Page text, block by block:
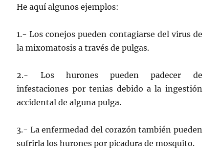
He aquí algunos ejemplos:
1.- Los conejos pueden contagiarse del virus de
la mixomatosis a través de pulgas.
2.- Los hurones pueden padecer de
infestaciones por tenias debido a la ingestión
accidental de alguna pulga.
3.- La enfermedad del corazón también pueden
sufrirla los hurones por picadura de mosquito.